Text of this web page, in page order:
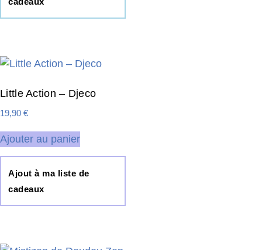
Little Action – Djeco
19,90 €
Ajouter au panier
Ajout à ma liste de
cadeaux